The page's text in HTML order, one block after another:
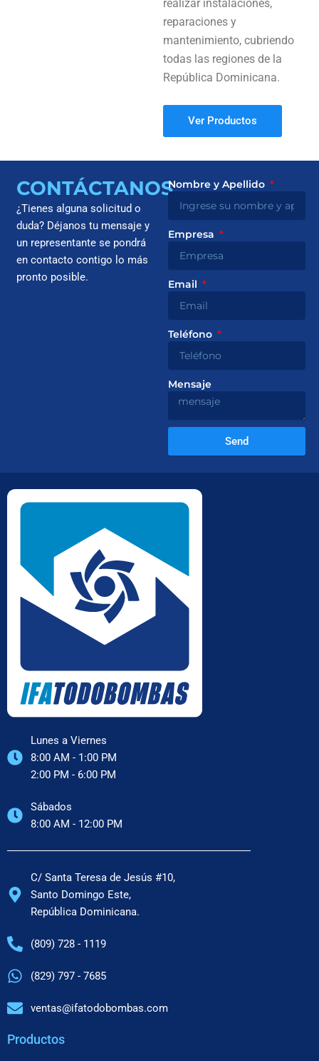
realizar instalaciones,
reparaciones y
mantenimiento, cubriendo
todas las regiones de la
República Dominicana.
Ver Productos
CONTÁCTANOS
¿Tienes alguna solicitud o
duda? Déjanos tu mensaje y
un representante se pondrá
en contacto contigo lo más
pronto posible.
Nombre y Apellido
Empresa
Email
Teléfono
Mensaje
Send
Lunes a Viernes
8:00 AM - 1:00 PM
2:00 PM - 6:00 PM
Sábados
8:00 AM - 12:00 PM
C/ Santa Teresa de Jesús #10,
Santo Domingo Este,
República Dominicana.
(809) 728 - 1119
(829) 797 - 7685
ventas@ifatodobombas.com
Productos